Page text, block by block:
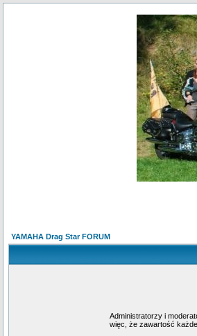
YAMAHA Drag Star FORUM
Administratorzy i
więc, że zawartość